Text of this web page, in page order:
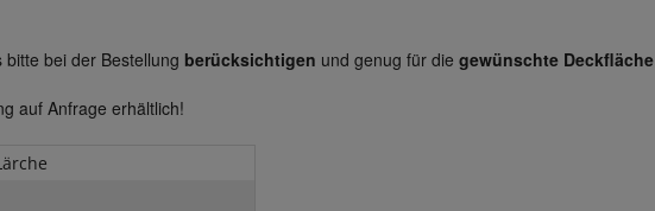
bitte bei der Bestellung berücksichtigen und genug für die gewünschte Deckfläche
auf Anfrage erhältlich!